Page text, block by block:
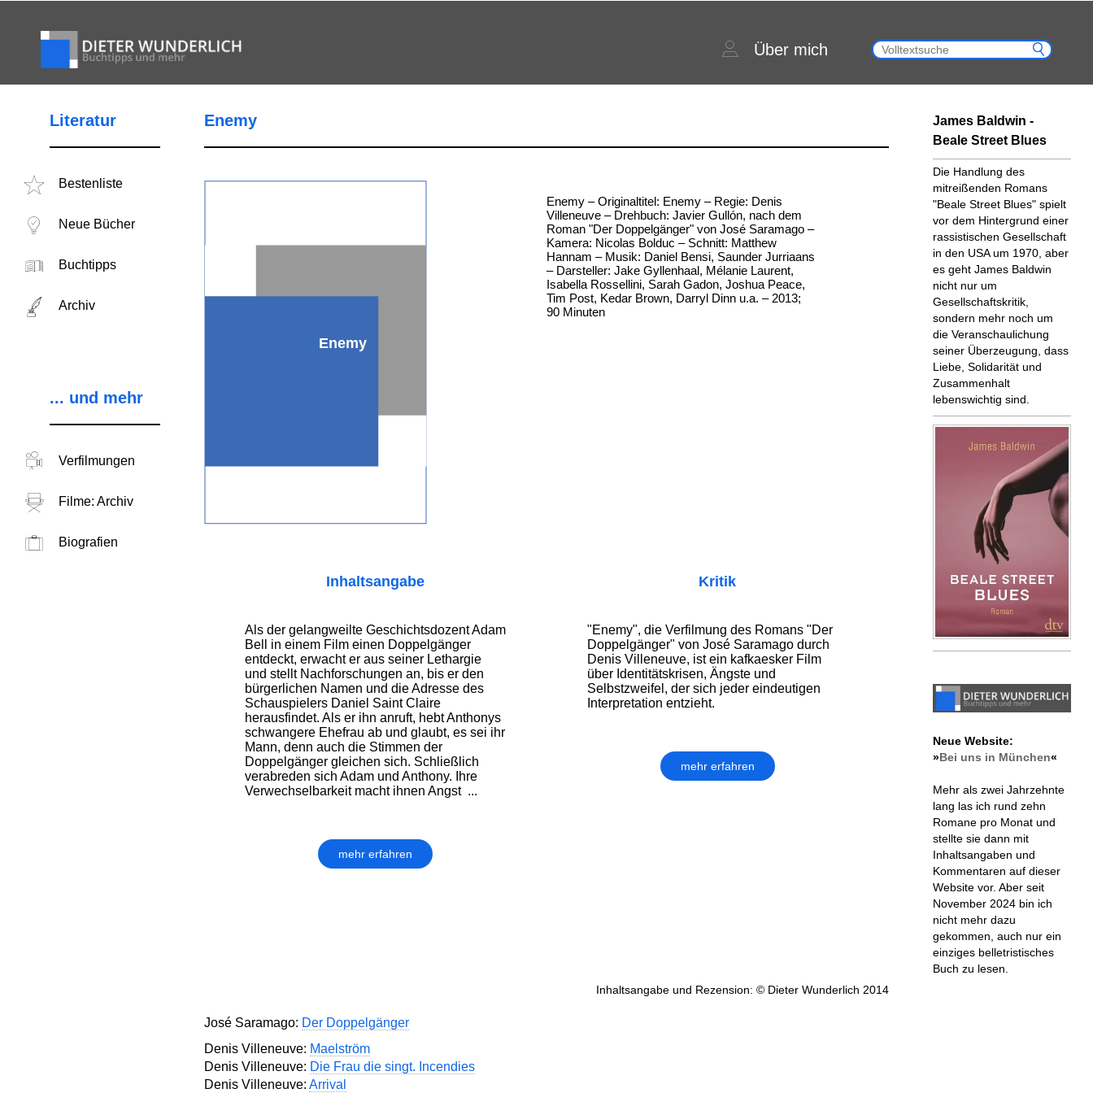
Über mich
Literatur
Bestenliste
Neue Bücher
Buchtipps
Archiv
... und mehr
Verfilmungen
Filme: Archiv
Biografien
Enemy
Enemy
Enemy – Originaltitel: Enemy – Regie: Denis
Villeneuve – Drehbuch: Javier Gullón, nach dem
Roman "Der Doppelgänger" von José Saramago –
Kamera: Nicolas Bolduc – Schnitt: Matthew
Hannam – Musik: Daniel Bensi, Saunder Jurriaans
– Darsteller: Jake Gyllenhaal, Mélanie Laurent,
Isabella Rossellini, Sarah Gadon, Joshua Peace,
Tim Post, Kedar Brown, Darryl Dinn u.a. – 2013;
90 Minuten
Inhaltsangabe
Als der gelangweilte Geschichtsdozent Adam
Bell in einem Film einen Doppelgänger
entdeckt, erwacht er aus seiner Lethargie
und stellt Nachforschungen an, bis er den
bürgerlichen Namen und die Adresse des
Schauspielers Daniel Saint Claire
herausfindet. Als er ihn anruft, hebt Anthonys
schwangere Ehefrau ab und glaubt, es sei ihr
Mann, denn auch die Stimmen der
Doppelgänger gleichen sich. Schließlich
verabreden sich Adam und Anthony. Ihre
Verwechselbarkeit macht ihnen Angst ...
mehr erfahren
Kritik
"Enemy", die Verfilmung des Romans "Der
Doppelgänger" von José Saramago durch
Denis Villeneuve, ist ein kafkaesker Film
über Identitätskrisen, Ängste und
Selbstzweifel, der sich jeder eindeutigen
Interpretation entzieht.
mehr erfahren
Inhaltsangabe und Rezension: © Dieter Wunderlich 2014
José Saramago: Der Doppelgänger
Denis Villeneuve: Maelström
Denis Villeneuve: Die Frau die singt. Incendies
Denis Villeneuve: Arrival
James Baldwin -
Beale Street Blues
Die Handlung des
mitreißenden Romans
"Beale Street Blues" spielt
vor dem Hintergrund einer
rassistischen Gesellschaft
in den USA um 1970, aber
es geht James Baldwin
nicht nur um
Gesellschaftskritik,
sondern mehr noch um
die Veranschaulichung
seiner Überzeugung, dass
Liebe, Solidarität und
Zusammenhalt
lebenswichtig sind.
Neue Website:
»Bei uns in München«
Mehr als zwei Jahrzehnte
lang las ich rund zehn
Romane pro Monat und
stellte sie dann mit
Inhaltsangaben und
Kommentaren auf dieser
Website vor. Aber seit
November 2024 bin ich
nicht mehr dazu
gekommen, auch nur ein
einziges belletristisches
Buch zu lesen.